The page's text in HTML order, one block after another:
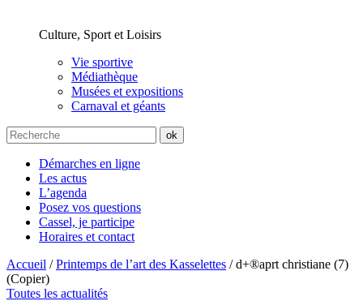
Culture, Sport et Loisirs
Vie sportive
Médiathèque
Musées et expositions
Carnaval et géants
Démarches en ligne
Les actus
L’agenda
Posez vos questions
Cassel, je participe
Horaires et contact
Accueil /Printemps de l’art des Kasselettes /d+®aprt christiane (7)
(Copier)
Toutes les actualités